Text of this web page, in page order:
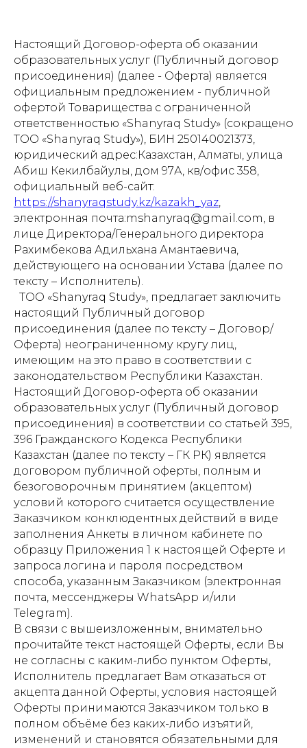
Настоящий Договор-оферта об оказании
образовательных услуг (Публичный договор
присоединения) (далее - Оферта) является
официальным предложением - публичной
офертой Товарищества с ограниченной
ответственностью «Shanyraq Study» (сокращено
ТОО «Shanyraq Study»), БИН 250140021373,
юридический адрес:Казахстан, Алматы, улица
Абиш Кекилбайулы, дом 97А, кв/офис 358,
официальный веб-сайт:
https://shanyraqstudy.kz/kazakh_yaz,
электронная почта:mshanyraq@gmail.com, в
лице Директора/Генерального директора
Рахимбекова Адильхана Амантаевича,
действующего на основании Устава (далее по
тексту – Исполнитель).
ТОО «Shanyraq Study», предлагает заключить
настоящий Публичный договор
присоединения (далее по тексту – Договор/
Оферта) неограниченному кругу лиц,
имеющим на это право в соответствии с
законодательством Республики Казахстан.
Настоящий Договор-оферта об оказании
образовательных услуг (Публичный договор
присоединения) в соответствии со статьей 395,
396 Гражданского Кодекса Республики
Казахстан (далее по тексту – ГК РК) является
договором публичной оферты, полным и
безоговорочным принятием (акцептом)
условий которого считается осуществление
Заказчиком конклюдентных действий в виде
заполнения Анкеты в личном кабинете по
образцу Приложения 1 к настоящей Оферте и
запроса логина и пароля посредством
способа, указанным Заказчиком (электронная
почта, мессенджеры WhatsApp и/или
Telegram).
В связи с вышеизложенным, внимательно
прочитайте текст настоящей Оферты, если Вы
не согласны с каким-либо пунктом Оферты,
Исполнитель предлагает Вам отказаться от
акцепта данной Оферты, условия настоящей
Оферты принимаются Заказчиком только в
полном объёме без каких-либо изъятий,
изменений и становятся обязательными для